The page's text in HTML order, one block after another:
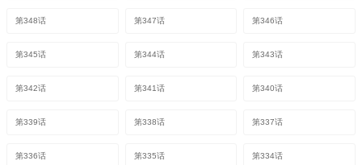
第348话 第347话 第346话
第345话 第344话 第343话
第342话 第341话 第340话
第339话 第338话 第337话
第336话 第335话 第334话